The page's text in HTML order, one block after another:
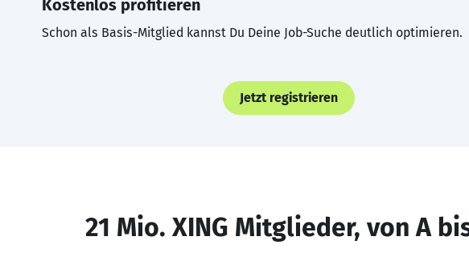
Kostenlos profitieren
Schon als Basis-Mitglied kannst Du Deine Job-Suche deutlich optimieren.
Jetzt registrieren
21 Mio. XING Mitglieder, von A